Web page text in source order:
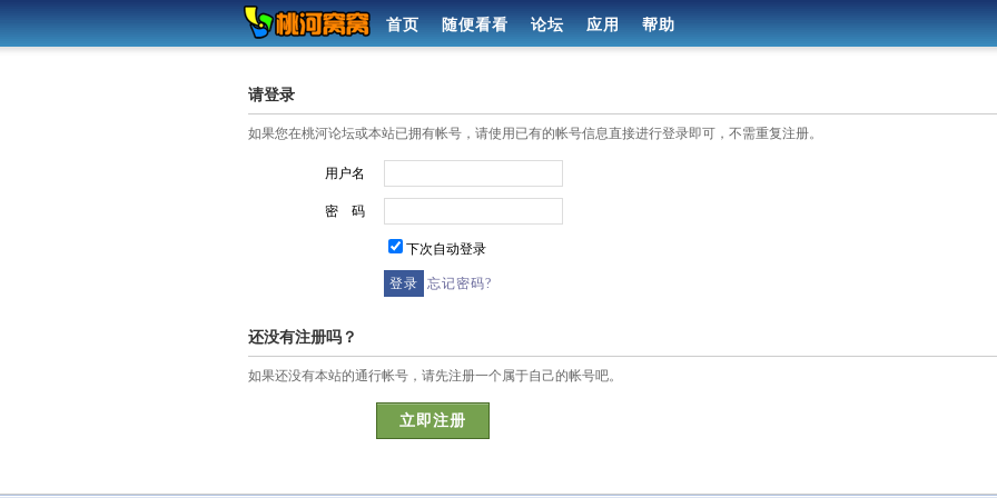
首页 随便看看 论坛 应用 帮助
请登录
如果您在桃河论坛或本站已拥有帐号，请使用已有的帐号信息直接进行登录即可，不需重复注册。
用户名
密 码
下次自动登录
忘记密码?
还没有注册吗？
如果还没有本站的通行帐号，请先注册一个属于自己的帐号吧。
立即注册